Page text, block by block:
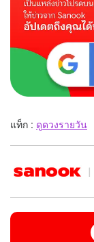
แท็ก : ดูดวงรายวัน